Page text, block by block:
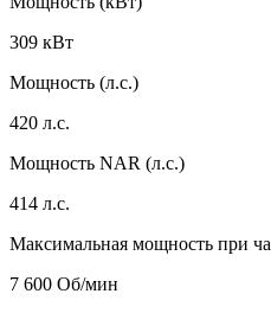
309 кВт
Мощность (л.с.)
420 л.с.
Мощность NAR (л.с.)
414 л.с.
Максимальная мощность при
7 600 Об/мин